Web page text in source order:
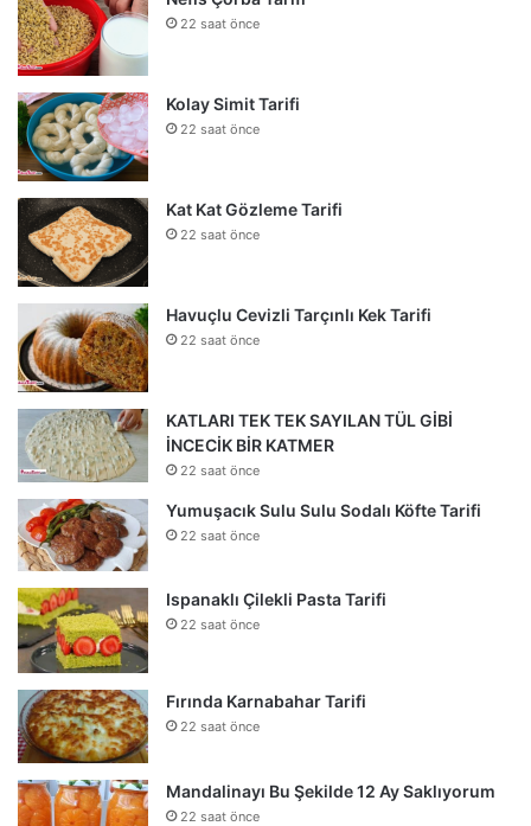
22 saat önce
Kolay Simit Tarifi
22 saat önce
Kat Kat Gözleme Tarifi
22 saat önce
Havuçlu Cevizli Tarçınlı Kek Tarifi
22 saat önce
KATLARI TEK TEK SAYILAN TÜL GİBİ
İNCECİK BİR KATMER
22 saat önce
Yumuşacık Sulu Sulu Sodalı Köfte Tarifi
22 saat önce
Ispanaklı Çilekli Pasta Tarifi
22 saat önce
Fırında Karnabahar Tarifi
22 saat önce
Mandalinayı Bu Şekilde 12 Ay Saklıyorum
22 saat önce